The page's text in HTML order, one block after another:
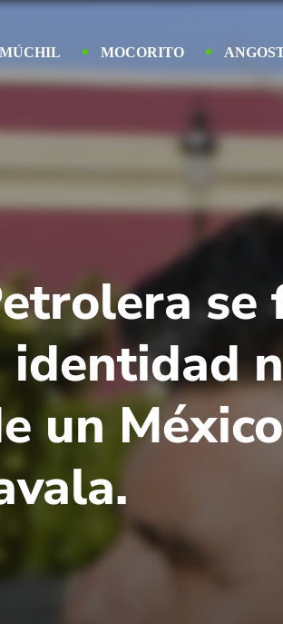
MOCORITO
un